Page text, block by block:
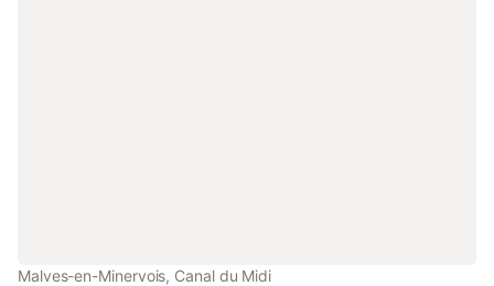
Malves-en-Minervois, Canal du Midi